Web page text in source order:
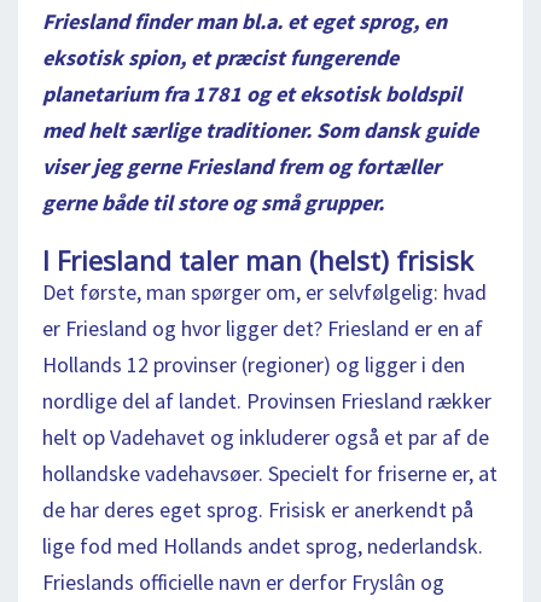
Friesland finder man bl.a. et eget sprog, en
eksotisk spion, et præcist fungerende
planetarium fra 1781 og et eksotisk boldspil
med helt særlige traditioner. Som dansk guide
viser jeg gerne Friesland frem og fortæller
gerne både til store og små grupper.
I Friesland taler man (helst) frisisk
Det første, man spørger om, er selvfølgelig: hvad
er Friesland og hvor ligger det? Friesland er en af
Hollands 12 provinser (regioner) og ligger i den
nordlige del af landet. Provinsen Friesland rækker
helt op Vadehavet og inkluderer også et par af de
hollandske vadehavsøer. Specielt for friserne er, at
de har deres eget sprog. Frisisk er anerkendt på
lige fod med Hollands andet sprog, nederlandsk.
Frieslands officielle navn er derfor Fryslân og